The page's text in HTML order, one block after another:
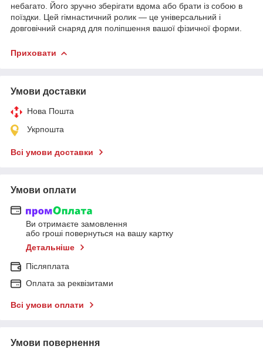
небагато. Його зручно зберігати вдома або брати із собою в
поїздки. Цей гімнастичний ролик — це універсальний і
довговічний снаряд для поліпшення вашої фізичної форми.
Приховати
Умови доставки
Нова Пошта
Укрпошта
Всі умови доставки
Умови оплати
Ви отримаєте замовлення
або гроші повернуться на вашу картку
Детальніше
Післяплата
Оплата за реквізитами
Всі умови оплати
Умови повернення